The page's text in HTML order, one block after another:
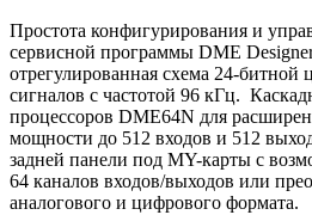
Простота конфигурирования и
сервисной программы DME
отрегулированная схема 24-битной
сигналов с частотой 96 кГц.
процессоров DME64N для
мощности до 512 входов и 512
задней панели под МY-карты с
64 каналов входов/выходов или
аналогового и цифрового формата.